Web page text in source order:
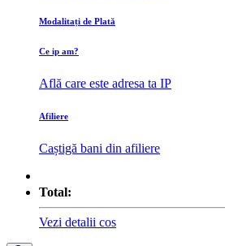
Modalitați de Plată
Ce ip am?
Află care este adresa ta IP
Afiliere
Caștigă bani din afiliere
Total:
Vezi detalii cos